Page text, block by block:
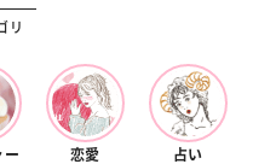
リ
ー 恋愛 占い